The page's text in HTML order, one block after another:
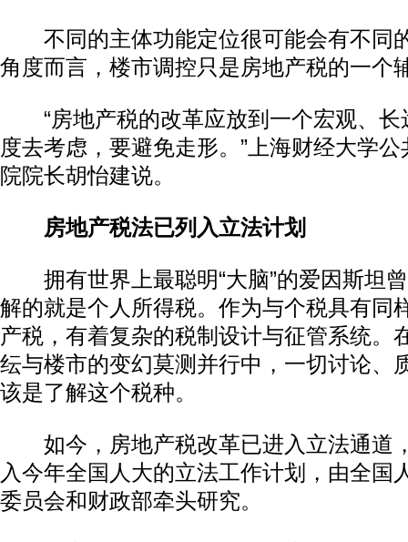
不同的主体功能定位很可能会有不同
角度而言，楼市调控只是房地产税的一个
“房地产税的改革应放到一个宏观、长
度去考虑，要避免走形。”上海财经大学
院院长胡怡建说。
房地产税法已列入立法计划
拥有世界上最聪明“大脑”的爱因斯坦
解的就是个人所得税。作为与个税具有同
产税，有着复杂的税制设计与征管系统。
纭与楼市的变幻莫测并行中，一切讨论、
该是了解这个税种。
如今，房地产税改革已进入立法通道
入今年全国人大的立法工作计划，由全国
委员会和财政部牵头研究。